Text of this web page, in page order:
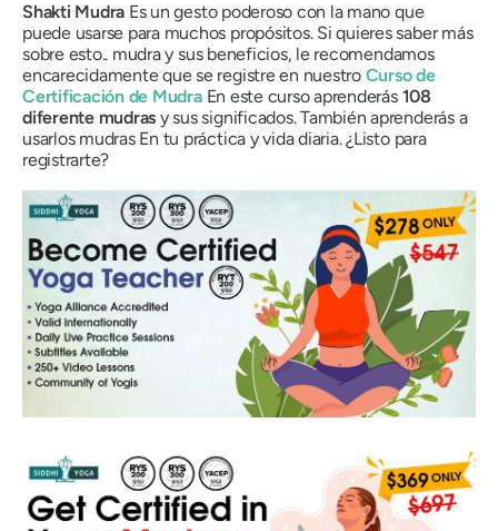
Shakti Mudra Es un gesto poderoso con la mano que
puede usarse para muchos propósitos. Si quieres saber más
sobre esto.. mudray sus beneficios, le recomendamos
encarecidamente que se registre en nuestro Cursode
Certificación de Mudra En este curso aprenderás 108
diferente mudras y sus significados. También aprenderás a
usarlos mudrasEn tu práctica y vida diaria. ¿Listo para
registrarte?